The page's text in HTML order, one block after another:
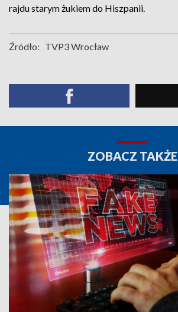
rajdu starym żukiem do Hiszpanii.
Źródło: TVP3 Wrocław
ZOBACZ TAKŻE